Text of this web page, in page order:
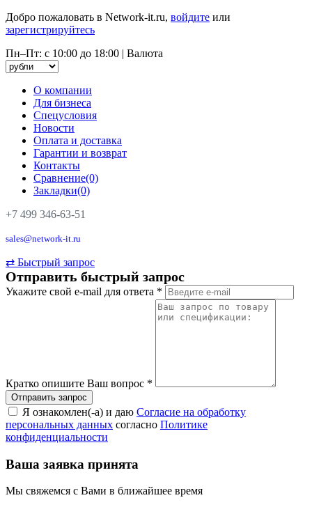
Добро пожаловать в Network-it.ru, войдите или
зарегистрируйтесь
Пн–Пт: с 10:00 до 18:00 | Валюта
О компании
Для бизнеса
Спецусловия
Новости
Оплата и доставка
Гарантии и возврат
Контакты
Сравнение(0)
Закладки(0)
+7 499 346-63-51
sales@network-it.ru
⇄ Быстрый запрос
Отправить быстрый запрос
Укажите свой e-mail для ответа *
Кратко опишите Ваш вопрос *
Я ознакомлен(-а) и даю Согласие на обработку
персональных данных согласно Политике
конфиденциальности
Ваша заявка принята
Мы свяжемся с Вами в ближайшее время